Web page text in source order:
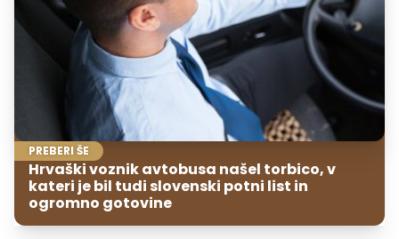
PREBERI ŠE
Hrvaški voznik avtobusa našel torbico, v
kateri je bil tudi slovenski potni list in
ogromno gotovine